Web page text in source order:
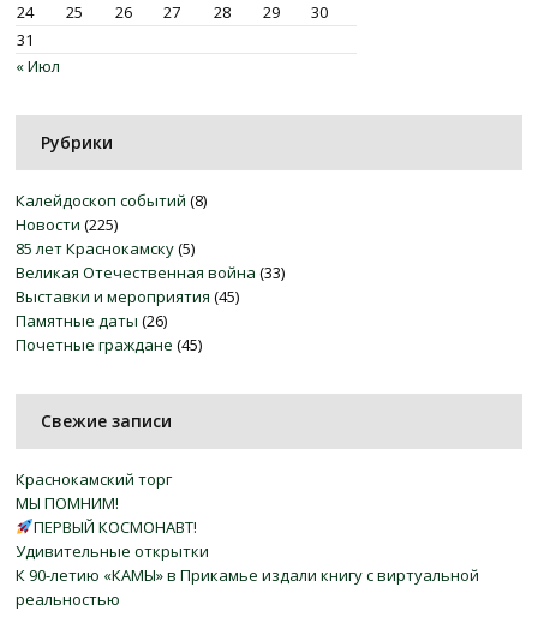
24
25 26 27 28 29
30
31
« Июл
Рубрики
Калейдоскоп событий (8)
Новости (225)
85 лет Краснокамску(5)
Великая Отечественная война (33)
Выставки и мероприятия (45)
Памятные даты (26)
Почетные граждане (45)
Свежие записи
Краснокамский торг
МЫ ПОМНИМ!
ПЕРВЫЙ КОСМОНАВТ!
Удивительные открытки
К 90-летию «КАМЫ» в Прикамье издали книгу с виртуальной
реальностью